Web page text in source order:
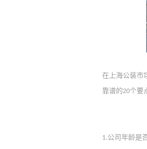
在上海公装市
靠谱的20个要
1.公司年龄是